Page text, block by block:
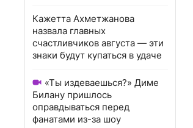
Кажетта Ахметжанова
назвала главных
счастливчиков августа — эти
знаки будут купаться в удаче
«Ты издеваешься?» Диме
Билану пришлось
оправдываться перед
фанатами из-за шоу